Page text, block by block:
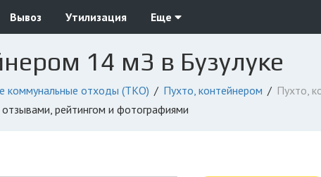
Вывоз Утилизация Еще
14 м3 в Бузулуке
коммунальные отходы (ТКО) Пухто, контейнером
Пухто,
отзывами, рейтингом и фотографиями